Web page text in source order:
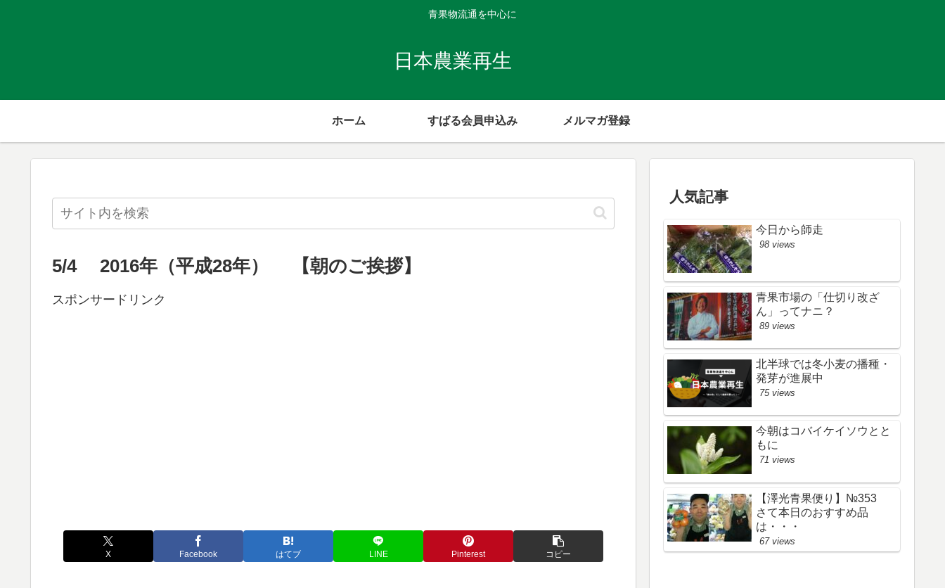
青果物流通を中心に
日本農業再生
ホーム すばる会員申込み メルマガ登録
5/4 2016年（平成28年） 【朝のご挨拶】
スポンサードリンク
X Facebook はてブ LINE Pinterest コピー
人気記事
今日から師走
98 views
青果市場の「仕切り改ざ
ん」ってナニ？
89 views
北半球では冬小麦の播種・
発芽が進展中
75 views
今朝はコバイケイソウとと
もに
71 views
【澤光青果便り】№353
さて本日のおすすめ品
は・・・
67 views